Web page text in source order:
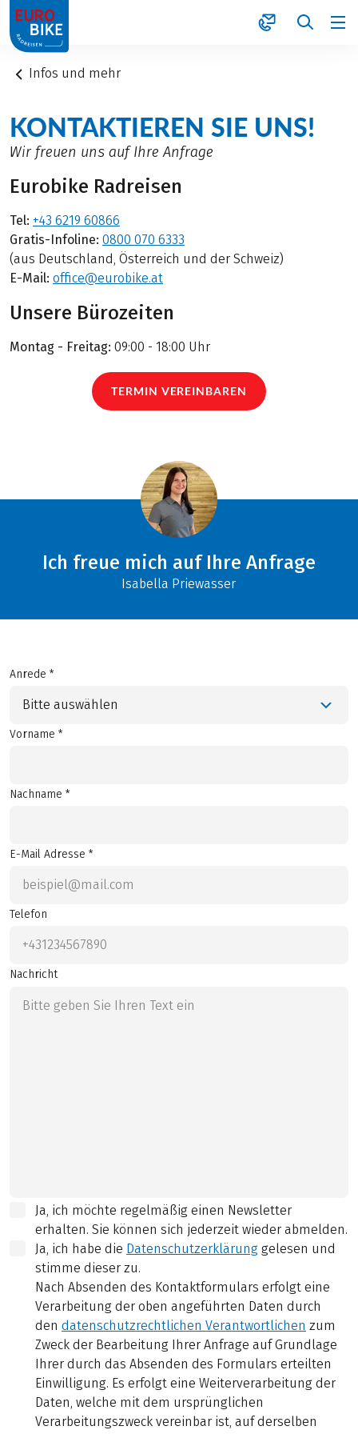
1
Infos und mehr
KONTAKTIEREN SIE UNS!
Wir freuen uns auf Ihre Anfrage
Eurobike Radreisen
Tel: +43 6219 60866
Gratis-Infoline: 0800 070 6333
(aus Deutschland, Österreich und der Schweiz)
E-Mail: office@eurobike.at
Unsere Bürozeiten
Montag - Freitag: 09:00 - 18:00 Uhr
TERMIN VEREINBAREN
Ich freue mich auf Ihre Anfrage
Isabella Priewasser
Anrede *
Bitte auswählen
Vorname *
Nachname *
E-Mail Adresse *
Telefon
Nachricht
Ja, ich möchte regelmäßig einen Newsletter
erhalten. Sie können sich jederzeit wieder abmelden.
Ja, ich habe die Datenschutzerklärung gelesen und
stimme dieser zu.
Nach Absenden des Kontaktformulars erfolgt eine
Verarbeitung der oben angeführten Daten durch
den datenschutzrechtlichen Verantwortlichen zum
Zweck der Bearbeitung Ihrer Anfrage auf Grundlage
Ihrer durch das Absenden des Formulars erteilten
Einwilligung. Es erfolgt eine Weiterverarbeitung der
Daten, welche mit dem ursprünglichen
Verarbeitungszweck vereinbar ist, auf derselben